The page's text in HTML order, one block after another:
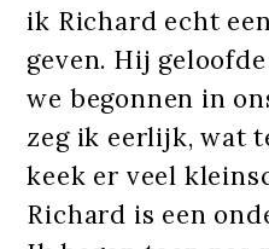
ik Richard echt
geven. Hij
we begonnen in
zeg ik eerlijk, wat
keek er veel
Richard is een